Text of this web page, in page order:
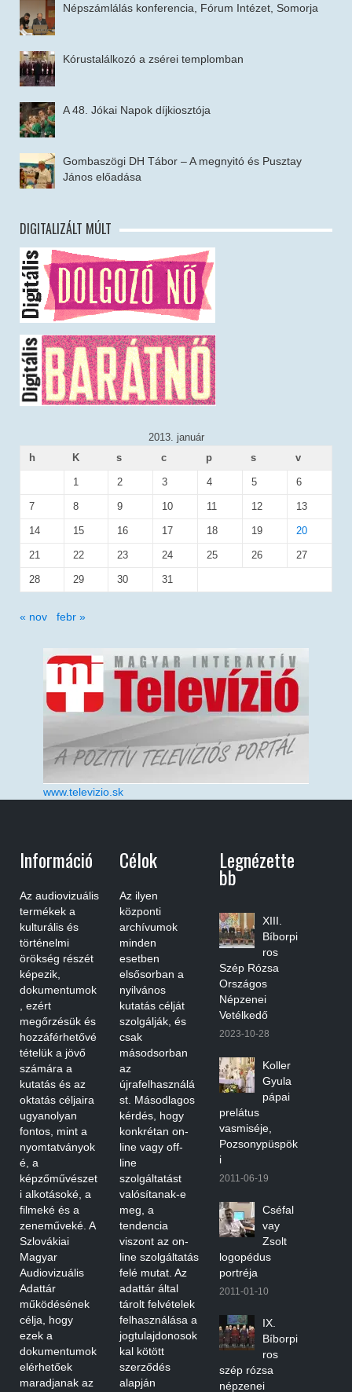
Népszámlálás konferencia, Fórum Intézet, Somorja
Kórustalálkozó a zsérei templomban
A 48. Jókai Napok díjkiosztója
Gombaszögi DH Tábor – A megnyitó és Pusztay
János előadása
DIGITALIZÁLT MÚLT
2013. január
h
K s c p s v
1 2 3 4 5 6
7 8 9 10 11 12 13
14 15 16 17 18 19 20
21 22 23 24 25 26 27
28 29 30 31
« nov febr »
www.televizio.sk
Információ
Az audiovizuális
termékek a
kulturális és
történelmi
örökség részét
képezik,
dokumentumok
, ezért
megőrzésük és
hozzáférhetővé
tételük a jövő
számára a
kutatás és az
oktatás céljaira
ugyanolyan
fontos, mint a
nyomtatványok
é, a
képzőművészet
i alkotásoké, a
filmeké és a
zeneműveké. A
Szlovákiai
Magyar
Audiovizuális
Adattár
működésének
célja, hogy
ezek a
dokumentumok
elérhetőek
maradjanak az
Célok
Az ilyen
központi
archívumok
minden
esetben
elsősorban a
nyilvános
kutatás célját
szolgálják, és
csak
másodsorban
az
újrafelhasználá
st. Másodlagos
kérdés, hogy
konkrétan on-
line vagy off-
line
szolgáltatást
valósítanak-e
meg, a
tendencia
viszont az on-
line szolgáltatás
felé mutat. Az
adattár által
tárolt felvételek
felhasználása a
jogtulajdonosok
kal kötött
szerződés
alapján
Legnézette
Bb
XIII.
Bíborpi
ros
Szép Rózsa
Országos
Népzenei
Vetélkedő
2023-10-28
Koller
Gyula
pápai
prelátus
vasmiséje,
Pozsonypüspök
i
2011-06-19
Cséfal
vay
Zsolt
logopédus
portréja
2011-01-10
IX.
Bíborpi
ros
szép rózsa
népzenei